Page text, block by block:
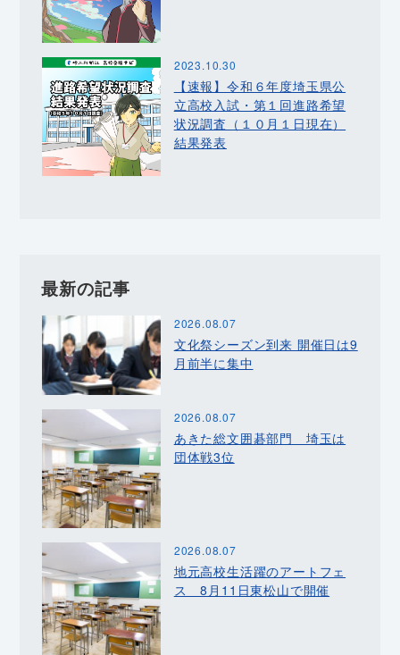
2023.10.30
【速報】令和６年度埼玉県公
立高校入試・第１回進路希望
状況調査（１０月１日現在）
結果発表
最新の記事
2026.08.07
文化祭シーズン到来 開催日は9
月前半に集中
2026.08.07
あきた総文囲碁部門 埼玉は
団体戦3位
2026.08.07
地元高校生活躍のアートフェ
ス 8月11日東松山で開催